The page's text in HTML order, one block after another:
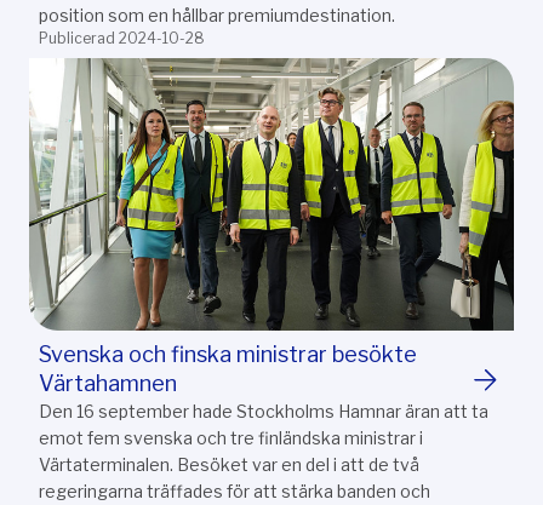
position som en hållbar premiumdestination.
Publicerad 2024-10-28
Svenska och finska ministrar besökte
Värtahamnen
Den 16 september hade Stockholms Hamnar äran att ta
emot fem svenska och tre finländska ministrar i
Värtaterminalen. Besöket var en del i att de två
regeringarna träffades för att stärka banden och